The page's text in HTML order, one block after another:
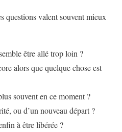
questions valent souvent mieux
être allé trop loin ?
alors que quelque chose est
souvent en ce moment ?
ou d’un nouveau départ ?
à être libérée ?